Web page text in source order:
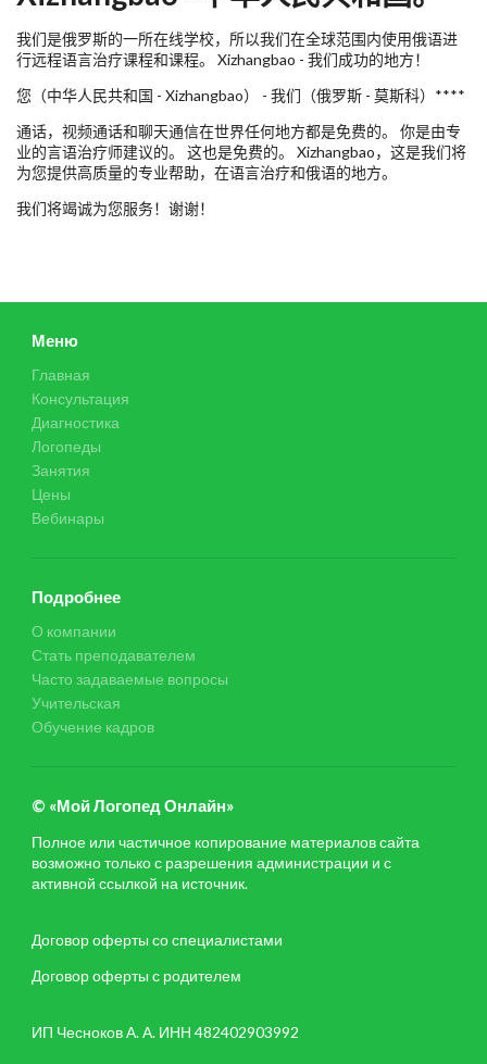
我们是俄罗斯的一所在线学校，所以我们在全球范围内使用俄语进
行远程语言治疗课程和课程。 Xizhangbao - 我们成功的地方！
您（中华人民共和国 - Xizhangbao） - 我们（俄罗斯 - 莫斯科）****
通话，视频通话和聊天通信在世界任何地方都是免费的。 你是由专
业的言语治疗师建议的。 这也是免费的。 Xizhangbao，这是我们将
为您提供高质量的专业帮助，在语言治疗和俄语的地方。
我们将竭诚为您服务！谢谢！
Меню
Главная
Консультация
Диагностика
Логопеды
Занятия
Цены
Вебинары
Подробнее
О компании
Стать преподавателем
Часто задаваемые вопросы
Учительская
Обучение кадров
© «Мой Логопед Онлайн»
Полное или частичное копирование материалов сайта
возможно только с разрешения администрации и с
активной ссылкой на источник.
Договор оферты со специалистами
Договор оферты с родителем
ИП Чесноков А. А. ИНН 482402903992